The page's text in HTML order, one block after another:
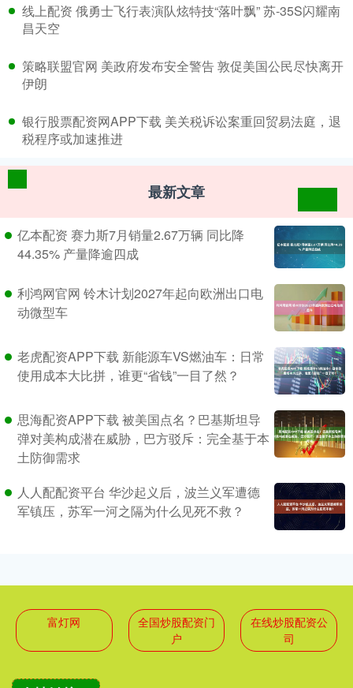
​线上配资 俄勇士飞行表演队炫特技“落叶飘” 苏-35S闪耀南
昌天空
​策略联盟官网 美政府发布安全警告 敦促美国公民尽快离开
伊朗
​银行股票配资网APP下载 美关税诉讼案重回贸易法庭，退
税程序或加速推进
最新文章
亿本配资 赛力斯7月销量2.67万辆 同比降
44.35% 产量降逾四成
利鸿网官网 铃木计划2027年起向欧洲出口电
动微型车
老虎配资APP下载 新能源车VS燃油车：日常
使用成本大比拼，谁更“省钱”一目了然？
思海配资APP下载 被美国点名？巴基斯坦导
弹对美构成潜在威胁，巴方驳斥：完全基于本
土防御需求
人人配配资平台 华沙起义后，波兰义军遭德
军镇压，苏军一河之隔为什么见死不救？
富灯网
全国炒股配资门
户
在线炒股配资公
司